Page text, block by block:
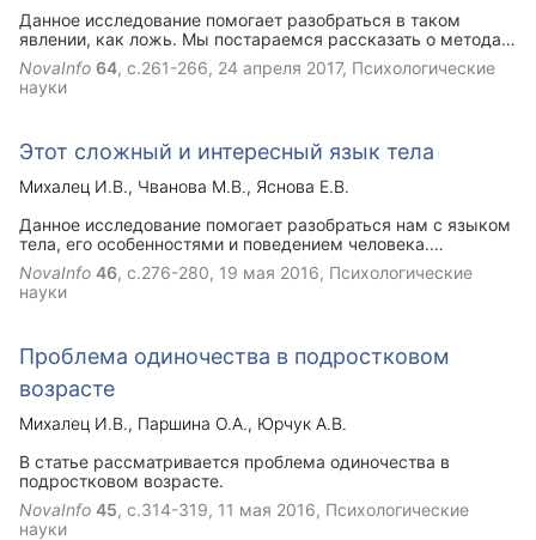
Данное исследование помогает разобраться в таком
явлении, как ложь. Мы постараемся рассказать о методах
управления лица, которые помогают человеку скрывать
его истинные чувства. Проведённый социальный опрос
среди студентов, помог узнать, как люди понимают,
NovaInfo 64, с.261-266, 24 апреля 2017, Психологические
науки
Этот сложный и интересный язык тела
Михалец И.В. Чванова М.В.
Яснова Е.В.
Данное исследование помогает разобраться нам с языком
тела, его особенностями и поведением человека.
Проведенный соц. опрос среди студентов помог узнать
каким способом в настоящее время общаются студенты
(вербальные или невербальные).
NovaInfo 46, с.276-280, 19 мая 2016, Психологические
науки
Проблема одиночества в подростковом
возрасте
Михалец И.В. Паршина О.А.
Юрчук А.В.
В статье рассматривается проблема одиночества в
подростковом возрасте.
NovaInfo 45, с.314-319, 11 мая 2016, Психологические
науки